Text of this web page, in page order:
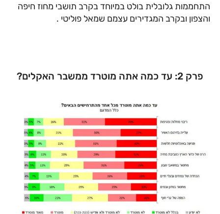
התחממות גלובלית בולט במיוחד בקרב תושבי מחוז חיפה
והצפון ובקרב המגדירים עצמם שמאל פוליטי .
פרק 2: עד כמה אתה מוטרד ממשבר האקלים?